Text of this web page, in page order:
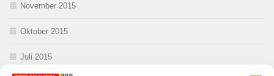
November 2015
Oktober 2015
Juli 2015